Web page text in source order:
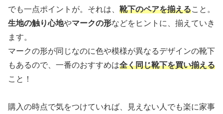
でも一点ポイントが。それは、 靴下のペアを揃えること。
生地の触り心地やマークの形などをヒントに、揃えていき
ます。
マークの形が同じなのに色や模様が異なるデザインの靴下
もあるので、一番のおすすめは全く同じ靴下を買い揃える
こと！
購入の時点で気をつけていれば、見えない人でも楽に家事